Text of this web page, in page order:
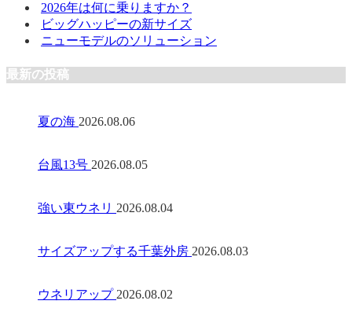
2026年は何に乗りますか？
ビッグハッピーの新サイズ
ニューモデルのソリューション
最新の投稿
夏の海 2026.08.06
台風13号 2026.08.05
強い東ウネリ 2026.08.04
サイズアップする千葉外房 2026.08.03
ウネリアップ 2026.08.02